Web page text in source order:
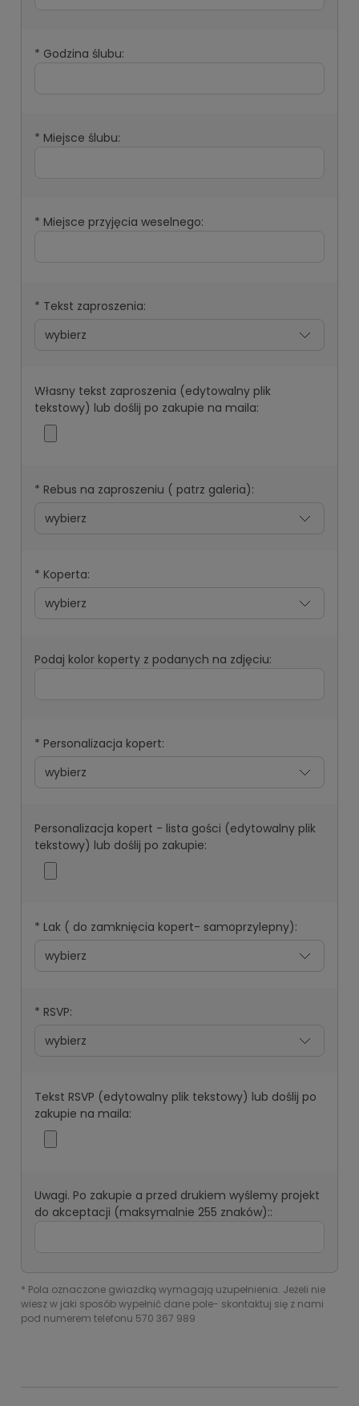
* Godzina ślubu:
* Miejsce ślubu:
* Miejsce przyjęcia weselnego:
* Tekst zaproszenia:
Własny tekst zaproszenia (edytowalny plik
tekstowy) lub doślij po zakupie na maila:
* Rebus na zaproszeniu ( patrz galeria):
* Koperta:
Podaj kolor koperty z podanych na zdjęciu:
* Personalizacja kopert:
Personalizacja kopert - lista gości (edytowalny plik
tekstowy) lub doślij po zakupie:
* Lak ( do zamknięcia kopert- samoprzylepny):
* RSVP:
Tekst RSVP (edytowalny plik tekstowy) lub doślij po
zakupie na maila:
Uwagi. Po zakupie a przed drukiem wyślemy projekt
do akceptacji (maksymalnie 255 znaków)::
* Pola oznaczone gwiazdką wymagają uzupełnienia. Jeżeli nie
wiesz w jaki sposób wypełnić dane pole- skontaktuj się z nami
pod numerem telefonu 570 367 989